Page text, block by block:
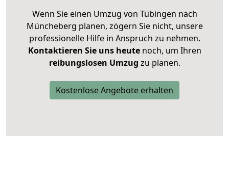
Wenn Sie einen Umzug von Tübingen nach
Müncheberg planen, zögern Sie nicht, unsere
professionelle Hilfe in Anspruch zu nehmen.
Kontaktieren Sie uns heutenoch, um Ihren
reibungslosen Umzug zu planen.
Kostenlose Angebote erhalten